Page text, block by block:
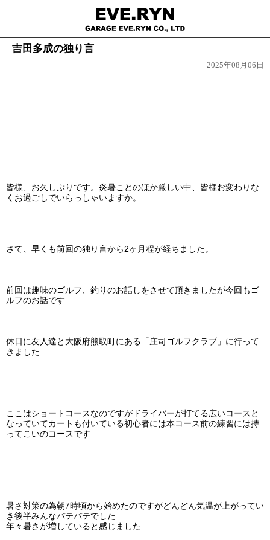
吉田多成の独り言
2025年08月06日
皆様、お久しぶりです。炎暑ことのほか厳しい中、皆様お変わりな
くお過ごしでいらっしゃいますか。
さて、早くも前回の独り言から2ヶ月程が経ちました。
前回は趣味のゴルフ、釣りのお話しをさせて頂きましたが今回もゴ
ルフのお話です
休日に友人達と大阪府熊取町にある「庄司ゴルフクラブ」に行って
きました
ここはショートコースなのですがドライバーが打てる広いコースと
なっていてカートも付いている初心者には本コース前の練習には持
ってこいのコースです
暑さ対策の為朝7時頃から始めたのですがどんどん気温が上がってい
き後半みんなバテバテでした
年々暑さが増していると感じました